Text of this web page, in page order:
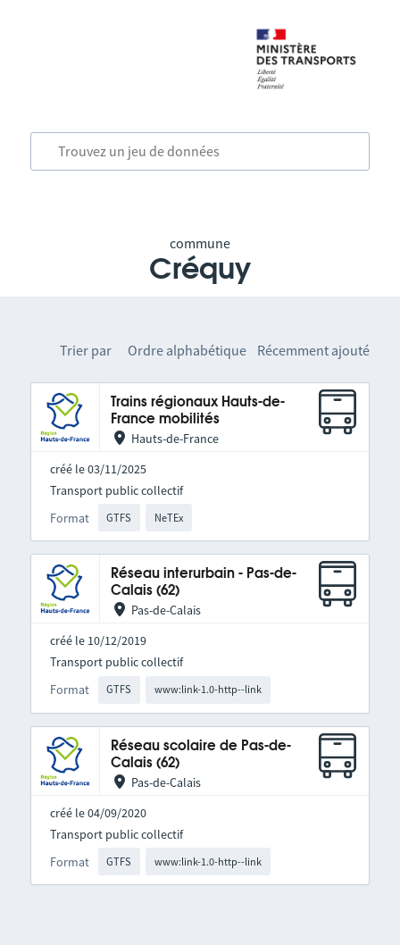
commune
Créquy
Trier par Ordre alphabétique Récemment ajouté
Trains régionaux Hauts-de-
France mobilités
Hauts-de-France
créé le 03/11/2025
Format GTFS NeTEx
Transport public collectif
Réseau interurbain - Pas-de-
Calais (62)
Pas-de-Calais
créé le 10/12/2019
Format GTFS www:link-1.0-http--link
Transport public collectif
Réseau scolaire de Pas-de-
Calais (62)
Pas-de-Calais
créé le 04/09/2020
Format GTFS www:link-1.0-http--link
Transport public collectif